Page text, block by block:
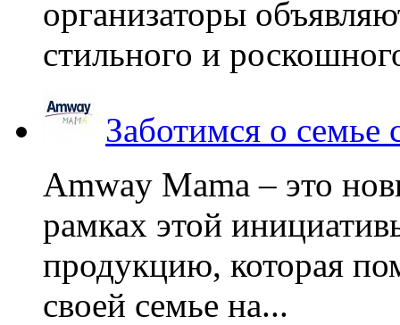
организаторы
стильного и
Заботимся о
Amway Mama – это
рамках этой
продукцию, которая
своей семье на...